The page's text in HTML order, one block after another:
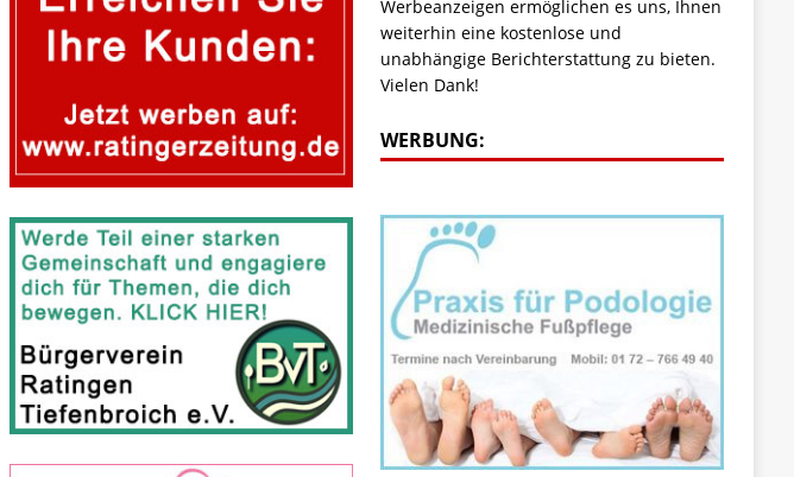
Werbeanzeigen ermöglichen es uns, Ihnen
weiterhin eine kostenlose und
unabhängige Berichterstattung zu bieten.
Vielen Dank!
WERBUNG: